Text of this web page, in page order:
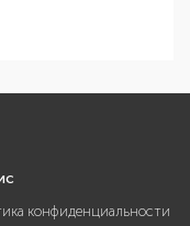
конфиденциальности